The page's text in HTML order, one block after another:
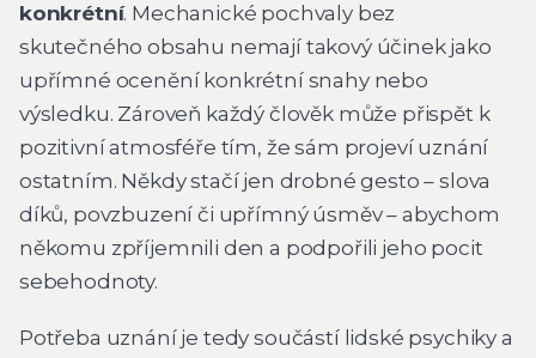
konkrétní. Mechanické pochvaly bez
skutečného obsahu nemají takový účinek jako
upřímné ocenění konkrétní snahy nebo
výsledku. Zároveň každý člověk může přispět k
pozitivní atmosféře tím, že sám projeví uznání
ostatním. Někdy stačí jen drobné gesto – slova
díků, povzbuzení či upřímný úsměv – abychom
někomu zpříjemnili den a podpořili jeho pocit
sebehodnoty.
Potřeba uznání je tedy součástí lidské psychiky a